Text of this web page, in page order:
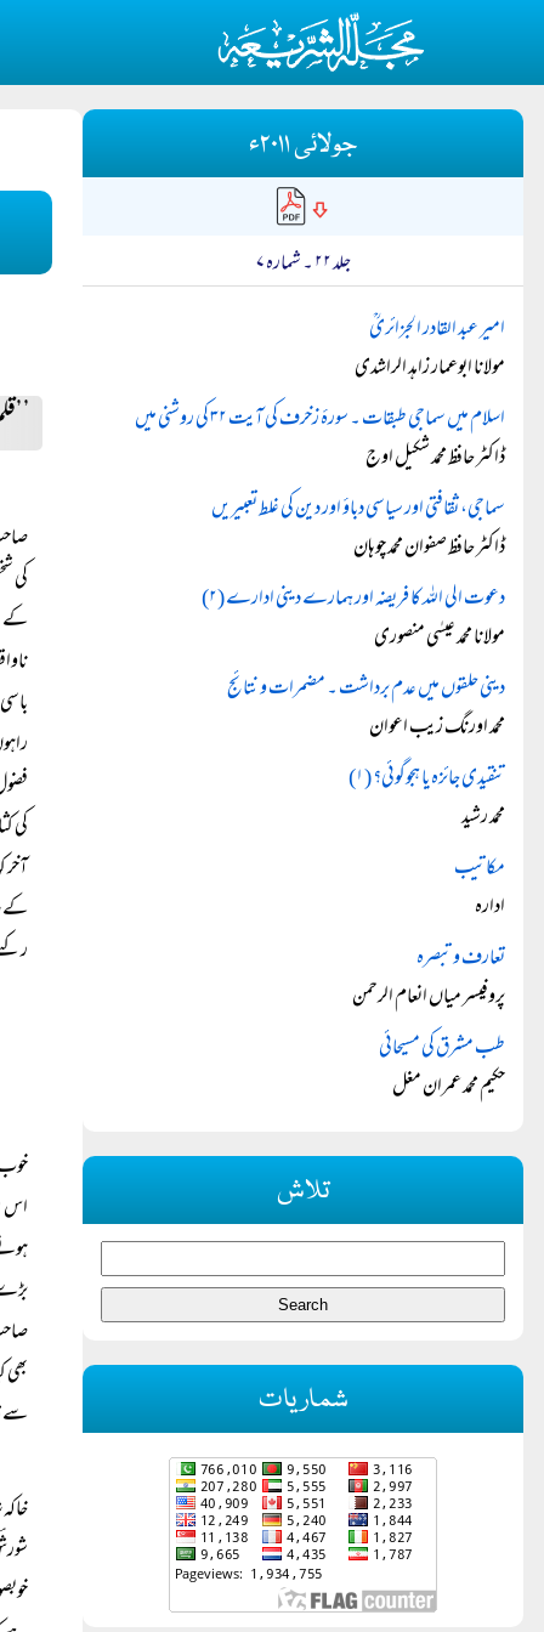
کی
کے
کی
کے
اس
سے
جولائی ۲۰۱۱ء
جلد ۲۲ ۔ شمارہ ۷
امیر عبد القادر الجزائریؒ
مولانا ابوعمار زاہد الراشدی
اسلام میں سماجی طبقات ۔ سورۂ زخرف کی آیت ۳۲ کی روشنی میں
ڈاکٹر حافظ محمد شکیل اوج
سماجی، ثقافتی اور سیاسی دباؤ اور دین کی غلط تعبیریں
ڈاکٹر حافظ صفوان محمد چوہان
دعوت الی اللہ کا فریضہ اور ہمارے دینی ادارے (۲)
مولانا محمد عیسٰی منصوری
دینی حلقوں میں عدم برداشت ۔ مضمرات و نتائج
محمد اورنگ زیب اعوان
تنقیدی جائزہ یا ہجوگوئی؟ (۱)
محمد رشید
مکاتیب
ادارہ
تعارف و تبصرہ
پروفیسر میاں انعام الرحمن
طب مشرق کی مسیحائی
حکیم محمد عمران مغل
تلاش
شماریات